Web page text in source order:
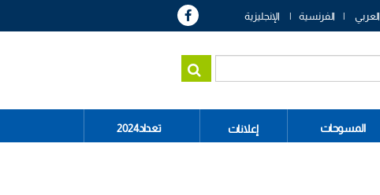
العربي الفرنسية الإنجليزية
المسوحات إعلانات تعداد2024